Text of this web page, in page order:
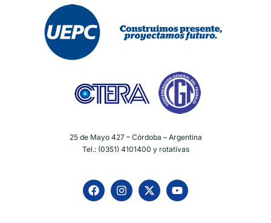
25 de Mayo 427 – Córdoba – Argentina
Tel.: (0351) 4101400 y rotativas